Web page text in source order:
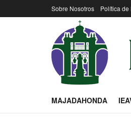
Sobre Nosotros Política de
MAJADAHONDA